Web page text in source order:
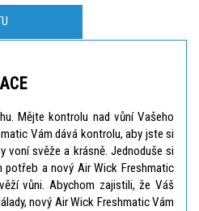
Mějte kontrolu nad vůní Vašeho
Vám dává kontrolu, aby jste si
voní svěže a krásně. Jednoduše si
a nový Air Wick Freshmatic
vůni. Abychom zajistili, že Váš
nový Air Wick Freshmatic Vám